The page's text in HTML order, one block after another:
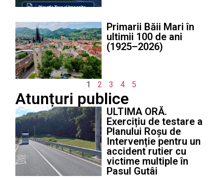
Primarii Băii Mari în
ultimii 100 de ani
(1925–2026)
1 2 3 4 5
Atunțuri publice
ULTIMA ORĂ.
Exercițiu de testare a
Planului Roșu de
Intervenție pentru un
accident rutier cu
victime multiple în
Pasul Gutâi